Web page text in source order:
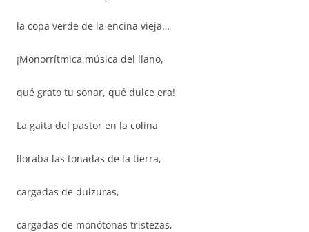
la copa verde de la encina vieja…
¡Monorrítmica música del llano,
qué grato tu sonar, qué dulce era!
La gaita del pastor en la colina
lloraba las tonadas de la tierra,
cargadas de dulzuras,
cargadas de monótonas tristezas,